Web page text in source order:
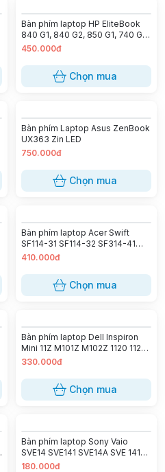
Bàn phím laptop HP EliteBook
840 G1, 840 G2, 850 G1, 740 G1,
740 G2, 745 G2, 750 G1, 755 G2,
450.000đ
Chọn mua
Bàn phím Laptop Asus ZenBook
UX363 Zin LED
750.000đ
Chọn mua
Bàn phím laptop Acer Swift
SF114-31 SF114-32 SF314-41
SF314-54 (Bạc LED Có nút
410.000đ
Chọn mua
Bàn phím laptop Dell Inspiron
Mini 11Z M101Z M102Z 1120 1121
1122
330.000đ
Chọn mua
Bàn phím laptop Sony Vaio
SVE14 SVE141 SVE14A SVE 141
(Đen)
180.000đ